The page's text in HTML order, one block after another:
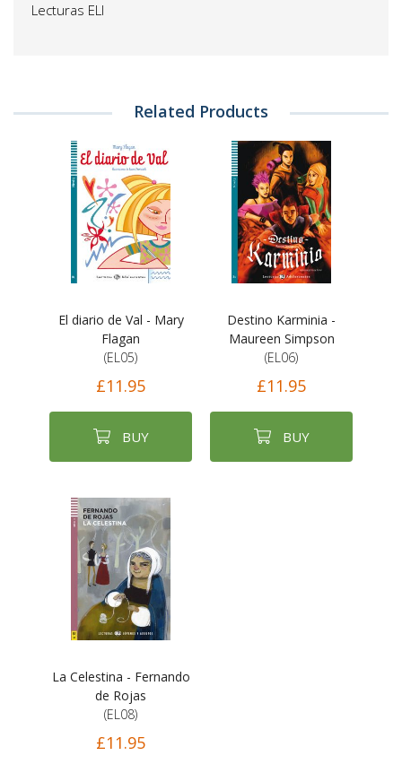
Lecturas ELI
Related Products
El diario de Val - Mary
Flagan
(EL05)
£11.95
BUY
Destino Karminia -
Maureen Simpson
(EL06)
£11.95
BUY
La Celestina - Fernando
de Rojas
(EL08)
£11.95